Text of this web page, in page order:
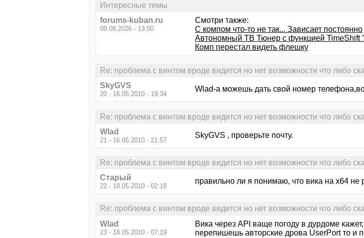
Интересные темы
forums-kuban.ru
09.08.2026 - 13:50
Смотри также:
С компом что-то не так... Зависает постоянно
Автономный ТВ Тюнер с функцией TimeShift
Комп перестал видеть флешку
Re: проблема с винтом вроде видится но нет возможности что либо
SkyGVS
20 - 16.05.2010 - 19:34
Wlad-а можешь дать свой номер
Re: проблема с винтом вроде видится но нет возможности что либо
Wlad
21 - 16.05.2010 - 21:57
SkyGVS , проверьте почту.
Re: проблема с винтом вроде видится но нет возможности что либо
Старый
22 - 18.05.2010 - 02:18
правильно ли я понимаю, что вика на х64 не
Re: проблема с винтом вроде видится но нет возможности что либо
Wlad
23 - 18.05.2010 - 07:19
Вика через API ваще погоду в дурдоме
перепишешь авторские дрова UserPort то и